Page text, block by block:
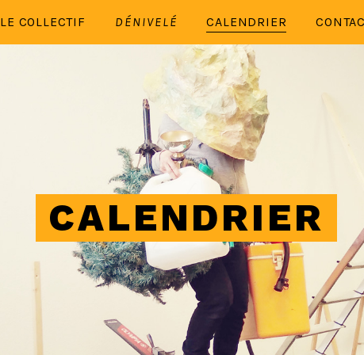
LE COLLECTIF DÉNIVELÉ CALENDRIER
CALENDRIER